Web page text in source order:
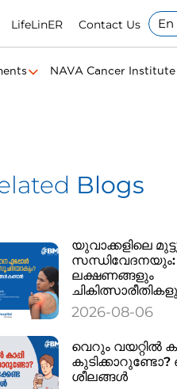
LifeLinER Contact Us En
NAVA Cancer Institute
Blogs
യുവാക്കളിലെ
ലക്ഷണങ്ങളും
2026-08-06
വെറും വയറ്റിൽ
കുടിക്കാറുണ്ടോ?
ശീലങ്ങൾ